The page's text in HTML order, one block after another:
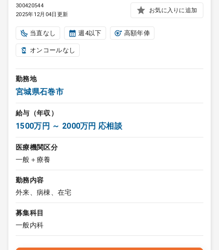
300420544
2025年12月04日更新
お気に入りに追加
当直なし 週4以下 高額年俸
オンコールなし
勤務地
宮城県石巻市
給与（年収）
1500万円 ～ 2000万円 応相談
医療機関区分
一般＋療養
勤務内容
外来、病棟、在宅
募集科目
一般内科